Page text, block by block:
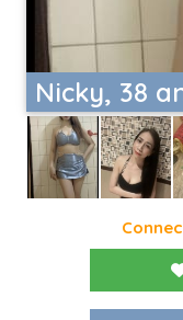
Nicky, 38